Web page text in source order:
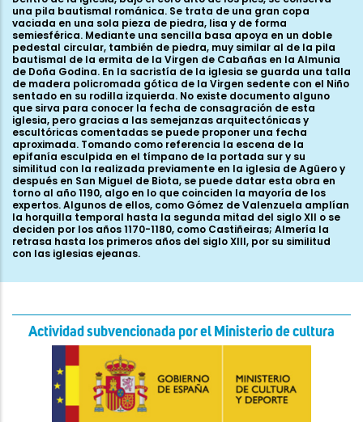
Actividad subvencionada por el Ministerio de cultura